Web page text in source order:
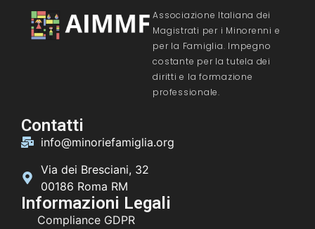
Associazione Italiana dei
Magistrati per i Minorenni e
per la Famiglia. Impegno
costante per la tutela dei
diritti e la formazione
professionale.
Contatti
info@minoriefamiglia.org
Via dei Bresciani, 32
00186 Roma RM
Informazioni Legali
Compliance GDPR